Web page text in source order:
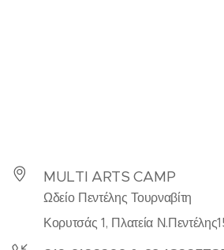
MULTI ARTS CAMP
Ωδείο Πεντέλης Τουρναβίτη
Κορυτσάς 1, Πλατεία